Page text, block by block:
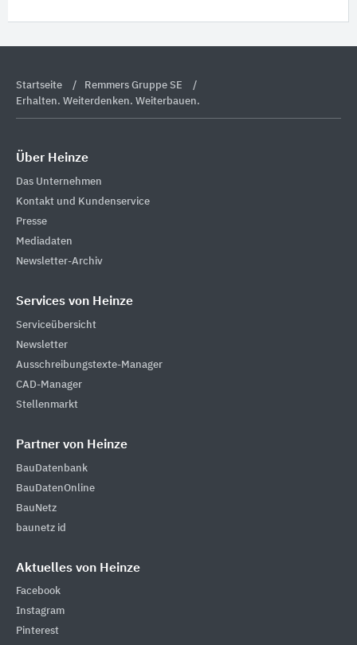
Startseite
Remmers Gruppe SE
Erhalten. Weiterdenken. Weiterbauen.
Über Heinze
Das Unternehmen
Kontakt und Kundenservice
Presse
Mediadaten
Newsletter-Archiv
Services von Heinze
Serviceübersicht
Newsletter
Ausschreibungstexte-Manager
CAD-Manager
Stellenmarkt
Partner von Heinze
BauDatenbank
BauDatenOnline
BauNetz
baunetz id
Aktuelles von Heinze
Facebook
Instagram
Pinterest